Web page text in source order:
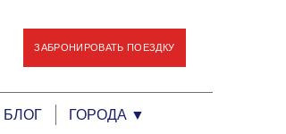
ЗАБРОНИРОВАТЬ ПОЕЗДКУ
БЛОГ ГОРОДА ▼